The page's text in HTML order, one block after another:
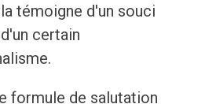
témoigne d'un souci
certain
formule de salutation